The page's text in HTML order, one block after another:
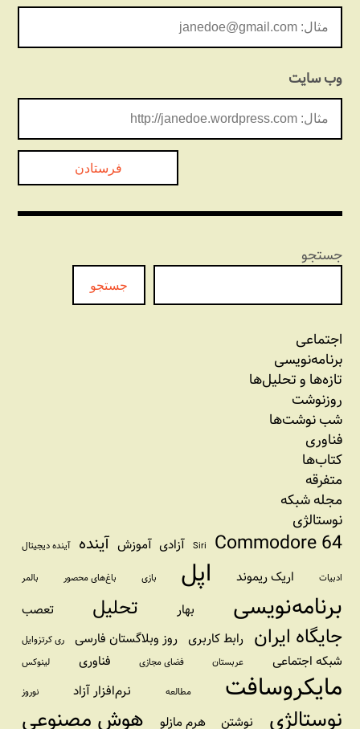
وب‌ سایت
جستجو
جستجو
اجتماعی
برنامه‏‌نویسی
تازه‌‌ها و تحلیل‌ها
روزنوشت
شب نوشت‌ها
فناوری
کتاب‌ها
متفرقه
مجله شبکه
نوستالژی
Commodore 64
Siri آزادی آموزش آینده آینده دیجیتال
ادبیات اریک ریموند اپل بازی باغ‌های محصور بالمر
برنامه‌نویسی بهار تحلیل تعصب
جایگاه ایران رابط کاربری روز وبلاگستان فارسی ری کرتزوایل
شبکه اجتماعی عربستان فضای مجازی فناوری لینوکس
مایکروسافت مطالعه نرم‌افزار آزاد نوروز
نوستالژی نوشتن هرم مازلو هوش مصنوعی